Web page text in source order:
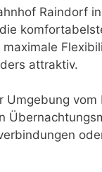
Raindorf
attraktiv.
Umgebung